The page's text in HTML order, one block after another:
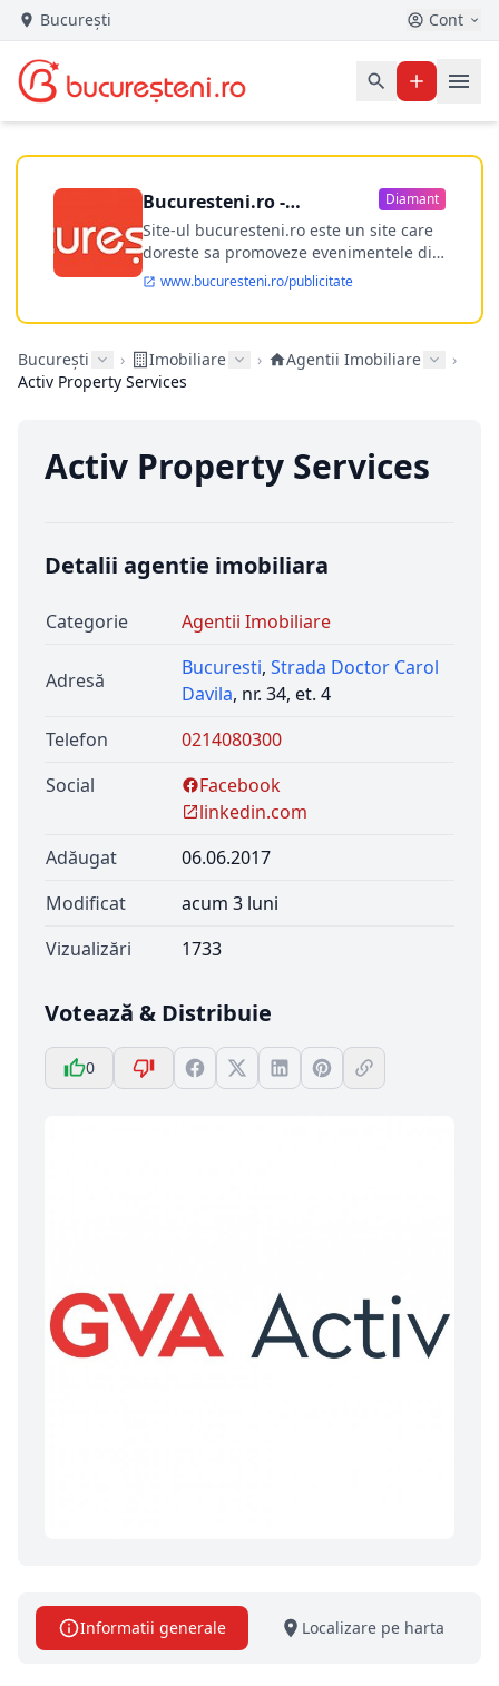
București Cont
Bucuresteni.ro -
publicitate online
Diamant
Site-ul bucuresteni.ro este un site care
doreste sa promoveze evenimentele din
Bucuresti si nu numai, sa puna la
dispozitia utilizatorului cea mai
performanta harta electronica a
ofere posibilitatea firmel...
www.bucuresteni.ro/publicitate
București › Imobiliare › Agentii Imobiliare
›
Activ Property Services
Activ Property Services
Detalii agentie imobiliara
Categorie Agentii Imobiliare
Adresă
Bucuresti, Strada Doctor Carol
Davila, nr. 34, et. 4
Telefon
0214080300
Social
Facebook
linkedin.com
Adăugat
06.06.2017
Modificat
acum 3 luni
Vizualizări
1733
Votează & Distribuie
0
Informatii generale Localizare pe harta